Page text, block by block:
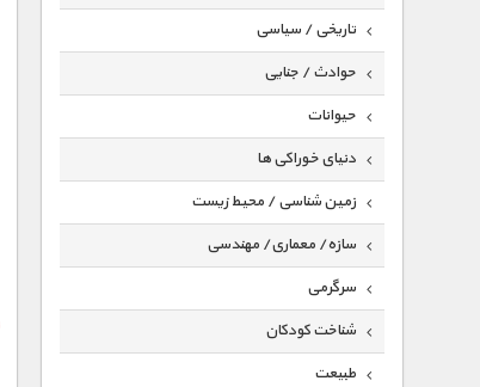
تاریخی / سیاسی
حوادث / جنایی
حیوانات
دنیای خوراکی ها
زمین شناسی / محیط زیست
سازه/ معماری/ مهندسی
سرگرمی
شناخت کودکان
طبیعت